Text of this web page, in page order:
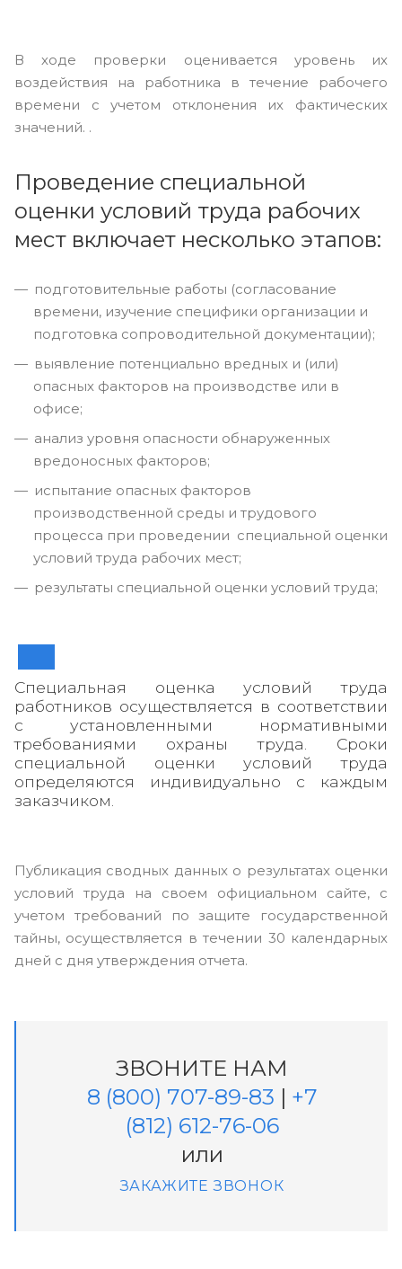
В ходе проверки оценивается уровень их
воздействия на работника в течение рабочего
времени с учетом отклонения их фактических
значений. .
Проведение специальной
оценки условий труда рабочих
мест включает несколько этапов:
подготовительные работы (согласование
времени, изучение специфики организации и
подготовка сопроводительной документации);
выявление потенциально вредных и (или)
опасных факторов на производстве или в
офисе;
анализ уровня опасности обнаруженных
вредоносных факторов;
испытание опасных факторов
производственной среды и трудового
процесса при проведении специальной оценки
условий труда рабочих мест;
результаты специальной оценки условий труда;
Специальная оценка условий труда
работников осуществляется в соответствии
с установленными нормативными
требованиями охраны труда. Сроки
специальной оценки условий труда
определяются индивидуально с каждым
заказчиком.
Публикация сводных данных о результатах оценки
условий труда на своем официальном сайте, с
учетом требований по защите государственной
тайны, осуществляется в течении 30 календарных
дней с дня утверждения отчета.
ЗВОНИТЕ НАМ
8 (800) 707-89-83 | +7
(812) 612-76-06
или
ЗАКАЖИТЕ ЗВОНОК